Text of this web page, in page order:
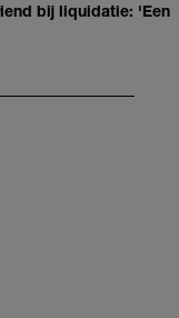
bij liquidatie: 'Een